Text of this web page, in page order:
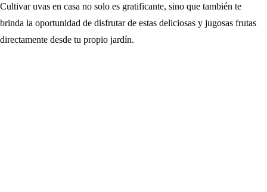
Cultivar uvas en casa no solo es gratificante, sino que también te
brinda la oportunidad de disfrutar de estas deliciosas y jugosas frutas
directamente desde tu propio jardín.